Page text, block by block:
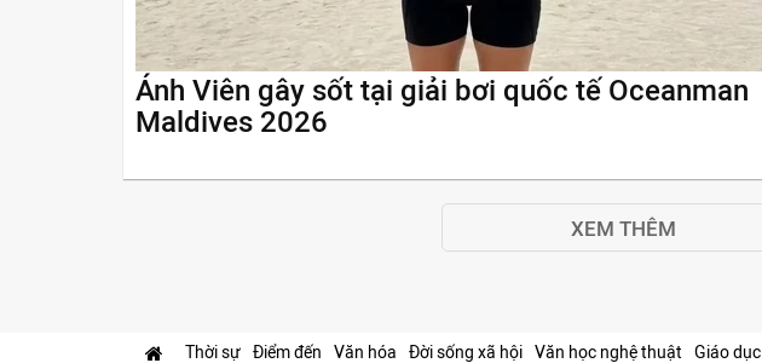
Ánh Viên gây sốt tại giải bơi quốc tế Oceanman
Maldives 2026
XEM THÊM
Thời sự Điểm đến Văn hóa Đời sống xã hội Văn học nghệ thuật Giáo dục